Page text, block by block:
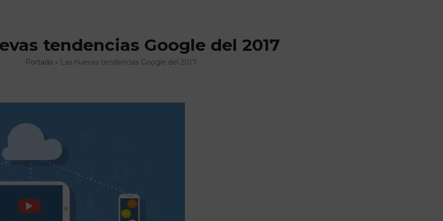
tendencias Google del 2017
Portada » Las nuevas tendencias Google del 2017